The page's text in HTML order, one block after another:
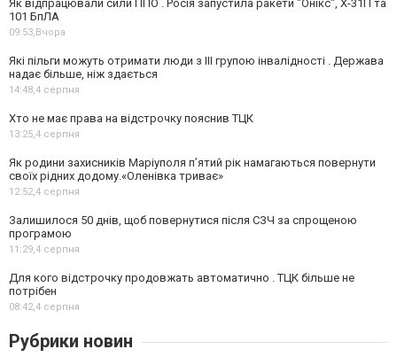
Як відпрацювали сили ППО . Росія запустила ракети "Онікс", Х-31П та
101 БпЛА
09:53,Вчора
Які пільги можуть отримати люди з III групою інвалідності . Держава
надає більше, ніж здається
14:48,4 серпня
Хто не має права на відстрочку пояснив ТЦК
13:25,4 серпня
Як родини захисників Маріуполя пʼятий рік намагаються повернути
своїх рідних додому.«Оленівка триває»
12:52,4 серпня
Залишилося 50 днів, щоб повернутися після СЗЧ за спрощеною
програмою
11:29,4 серпня
Для кого відстрочку продовжать автоматично . ТЦК більше не
потрібен
08:42,4 серпня
Рубрики новин